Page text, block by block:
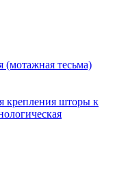
(мотажная тесьма)
крепления шторы к